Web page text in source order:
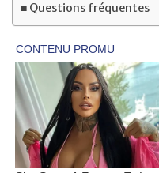
Questions fréquentes